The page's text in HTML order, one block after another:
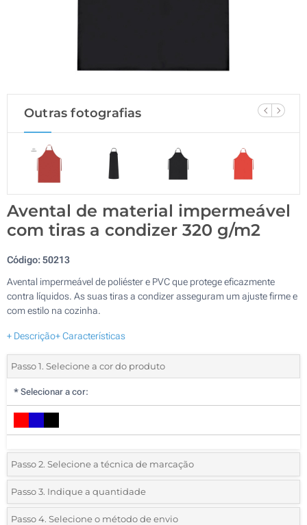
Outras fotografias
Avental de material impermeável
com tiras a condizer 320 g/m2
Código:50213
Avental impermeável de poliéster e PVC que protege eficazmente
contra líquidos. As suas tiras a condizer asseguram um ajuste firme e
com estilo na cozinha.
+ Descrição+ Características
Passo 1. Selecione a cor do produto
* Selecionar a cor:
Passo 2. Selecione a técnica de marcação
*Selecione o tipo de marcação e as cores do logotipo:
1 Cor (Na frente)
Passo 3. Indique a quantidade
*Quantidade mínima:35
Passo 4. Selecione o método de envio